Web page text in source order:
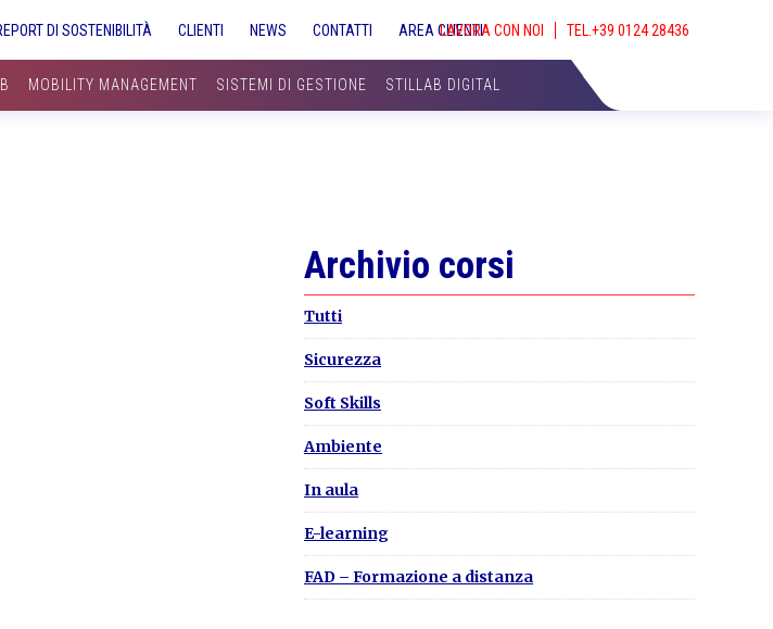
DI SOSTENIBILITÀ CLIENTI NEWS CONTATTI AREA CLIENTILAVORA CON NOI
MOBILITY MANAGEMENT SISTEMI DI GESTIONE STILLAB DIGITAL
Primary
Sidebar
Archivio corsi
Tutti
Sicurezza
Soft Skills
Ambiente
In aula
E-learning
FAD – Formazione a distanza